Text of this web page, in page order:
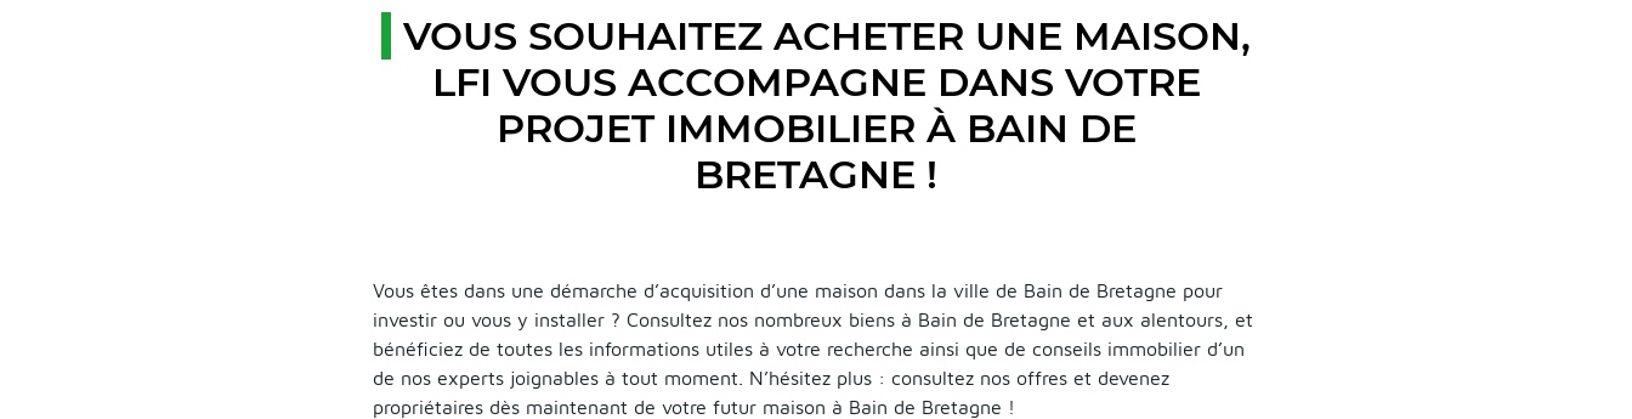
VOUS SOUHAITEZ ACHETER UNE MAISON,
LFI VOUS ACCOMPAGNE DANS VOTRE
PROJET IMMOBILIER À BAIN DE
BRETAGNE !
Vous êtes dans une démarche d’acquisition d’une maison dans la ville de Bain de Bretagne pour
investir ou vous y installer ? Consultez nos nombreux biens à Bain de Bretagne et aux alentours, et
bénéficiez de toutes les informations utiles à votre recherche ainsi que de conseils immobilier d’un
de nos experts joignables à tout moment. N’hésitez plus : consultez nos offres et devenez
propriétaires dès maintenant de votre futur maison à Bain de Bretagne !